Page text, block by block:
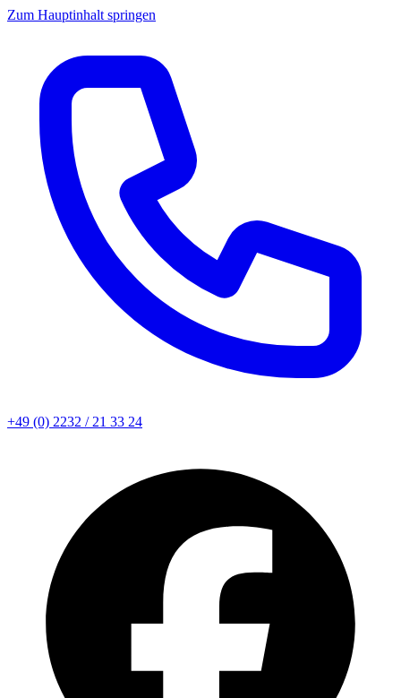
Zum Hauptinhalt springen
+49 (0) 2232 / 21 33 24